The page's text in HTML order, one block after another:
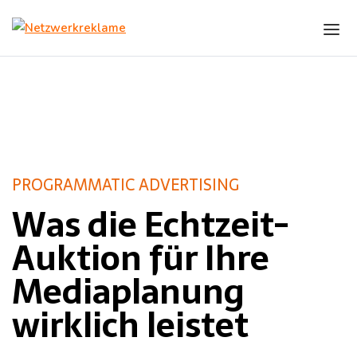
PROGRAMMATIC ADVERTISING
Was die Echtzeit-
Auktion für Ihre
Mediaplanung
wirklich leistet